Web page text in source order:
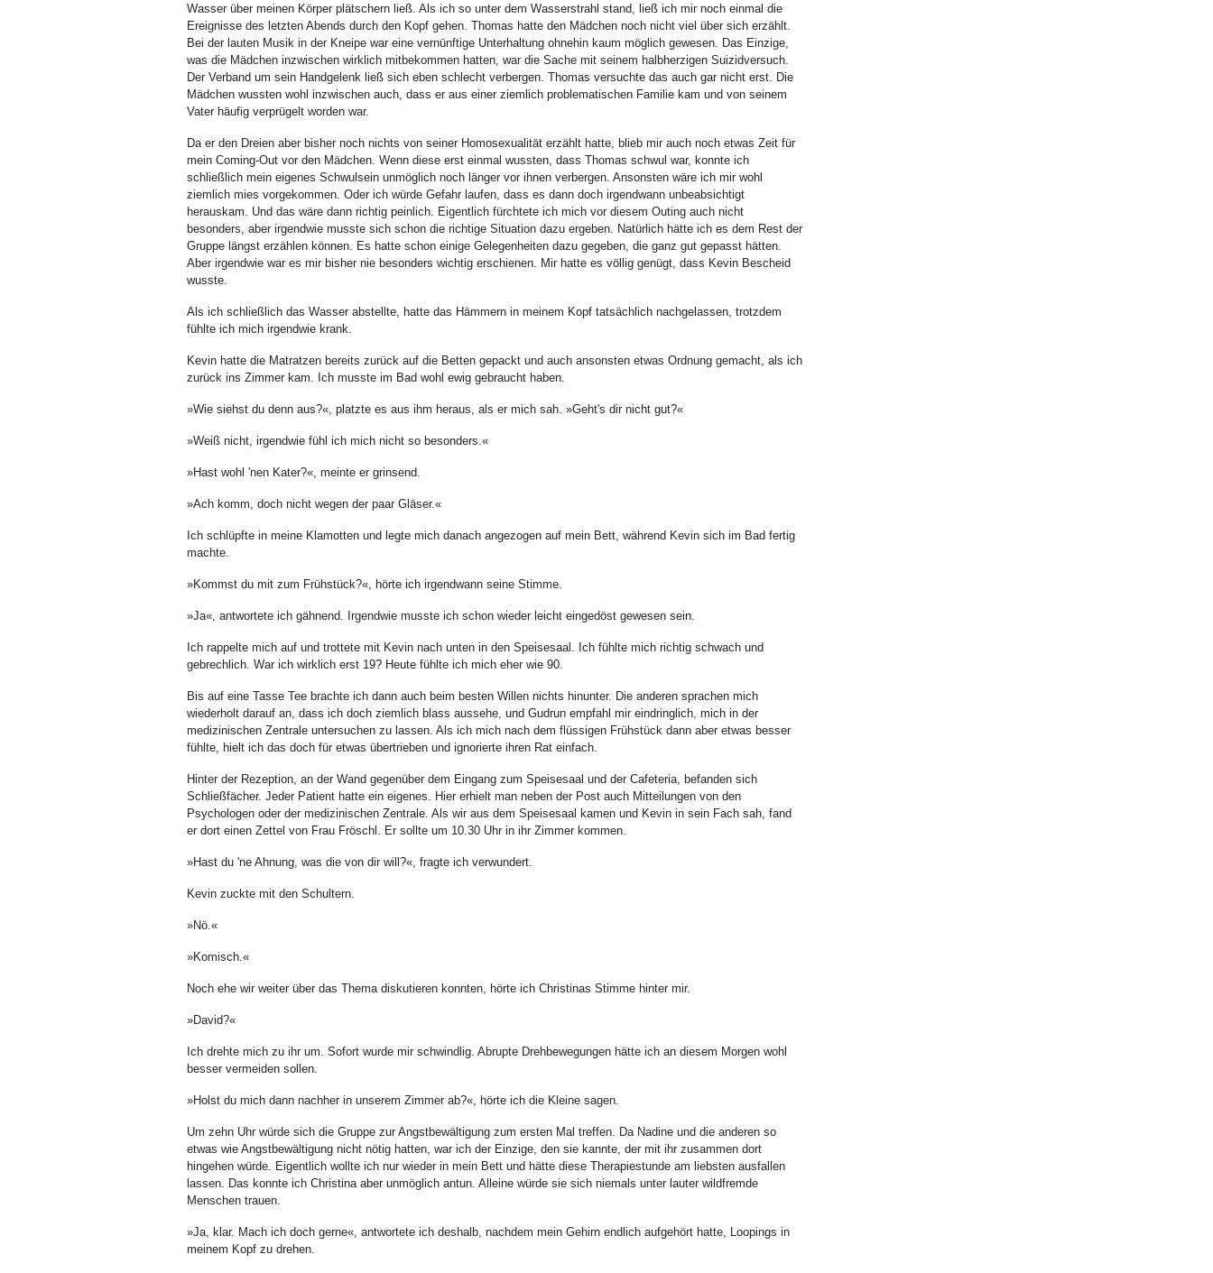
Wasser über meinen Körper plätschern ließ. Als ich so unter dem Wasserstrahl stand, ließ ich mir noch einmal die
Ereignisse des letzten Abends durch den Kopf gehen. Thomas hatte den Mädchen noch nicht viel über sich erzählt.
Bei der lauten Musik in der Kneipe war eine vernünftige Unterhaltung ohnehin kaum möglich gewesen. Das Einzige,
was die Mädchen inzwischen wirklich mitbekommen hatten, war die Sache mit seinem halbherzigen Suizidversuch.
Der Verband um sein Handgelenk ließ sich eben schlecht verbergen. Thomas versuchte das auch gar nicht erst. Die
Mädchen wussten wohl inzwischen auch, dass er aus einer ziemlich problematischen Familie kam und von seinem
Vater häufig verprügelt worden war.
Da er den Dreien aber bisher noch nichts von seiner Homosexualität erzählt hatte, blieb mir auch noch etwas Zeit für
mein Coming-Out vor den Mädchen. Wenn diese erst einmal wussten, dass Thomas schwul war, konnte ich
schließlich mein eigenes Schwulsein unmöglich noch länger vor ihnen verbergen. Ansonsten wäre ich mir wohl
ziemlich mies vorgekommen. Oder ich würde Gefahr laufen, dass es dann doch irgendwann unbeabsichtigt
herauskam. Und das wäre dann richtig peinlich. Eigentlich fürchtete ich mich vor diesem Outing auch nicht
besonders, aber irgendwie musste sich schon die richtige Situation dazu ergeben. Natürlich hätte ich es dem Rest der
Gruppe längst erzählen können. Es hatte schon einige Gelegenheiten dazu gegeben, die ganz gut gepasst hätten.
Aber irgendwie war es mir bisher nie besonders wichtig erschienen. Mir hatte es völlig genügt, dass Kevin Bescheid
wusste.
Als ich schließlich das Wasser abstellte, hatte das Hämmern in meinem Kopf tatsächlich nachgelassen, trotzdem
fühlte ich mich irgendwie krank.
Kevin hatte die Matratzen bereits zurück auf die Betten gepackt und auch ansonsten etwas Ordnung gemacht, als ich
zurück ins Zimmer kam. Ich musste im Bad wohl ewig gebraucht haben.
»Wie siehst du denn aus?«, platzte es aus ihm heraus, als er mich sah. »Geht's dir nicht gut?«
»Weiß nicht, irgendwie fühl ich mich nicht so besonders.«
»Hast wohl 'nen Kater?«, meinte er grinsend.
»Ach komm, doch nicht wegen der paar Gläser.«
Ich schlüpfte in meine Klamotten und legte mich danach angezogen auf mein Bett, während Kevin sich im Bad fertig
machte.
»Kommst du mit zum Frühstück?«, hörte ich irgendwann seine Stimme.
»Ja«, antwortete ich gähnend. Irgendwie musste ich schon wieder leicht eingedöst gewesen sein.
Ich rappelte mich auf und trottete mit Kevin nach unten in den Speisesaal. Ich fühlte mich richtig schwach und
gebrechlich. War ich wirklich erst 19? Heute fühlte ich mich eher wie 90.
Bis auf eine Tasse Tee brachte ich dann auch beim besten Willen nichts hinunter. Die anderen sprachen mich
wiederholt darauf an, dass ich doch ziemlich blass aussehe, und Gudrun empfahl mir eindringlich, mich in der
medizinischen Zentrale untersuchen zu lassen. Als ich mich nach dem flüssigen Frühstück dann aber etwas besser
fühlte, hielt ich das doch für etwas übertrieben und ignorierte ihren Rat einfach.
Hinter der Rezeption, an der Wand gegenüber dem Eingang zum Speisesaal und der Cafeteria, befanden sich
Schließfächer. Jeder Patient hatte ein eigenes. Hier erhielt man neben der Post auch Mitteilungen von den
Psychologen oder der medizinischen Zentrale. Als wir aus dem Speisesaal kamen und Kevin in sein Fach sah, fand
er dort einen Zettel von Frau Fröschl. Er sollte um 10.30 Uhr in ihr Zimmer kommen.
»Hast du 'ne Ahnung, was die von dir will?«, fragte ich verwundert.
Kevin zuckte mit den Schultern.
»Nö.«
»Komisch.«
Noch ehe wir weiter über das Thema diskutieren konnten, hörte ich Christinas Stimme hinter mir.
»David?«
Ich drehte mich zu ihr um. Sofort wurde mir schwindlig. Abrupte Drehbewegungen hätte ich an diesem Morgen wohl
besser vermeiden sollen.
»Holst du mich dann nachher in unserem Zimmer ab?«, hörte ich die Kleine sagen.
Um zehn Uhr würde sich die Gruppe zur Angstbewältigung zum ersten Mal treffen. Da Nadine und die anderen so
etwas wie Angstbewältigung nicht nötig hatten, war ich der Einzige, den sie kannte, der mit ihr zusammen dort
hingehen würde. Eigentlich wollte ich nur wieder in mein Bett und hätte diese Therapiestunde am liebsten ausfallen
lassen. Das konnte ich Christina aber unmöglich antun. Alleine würde sie sich niemals unter lauter wildfremde
Menschen trauen.
»Ja, klar. Mach ich doch gerne«, antwortete ich deshalb, nachdem mein Gehirn endlich aufgehört hatte, Loopings in
meinem Kopf zu drehen.